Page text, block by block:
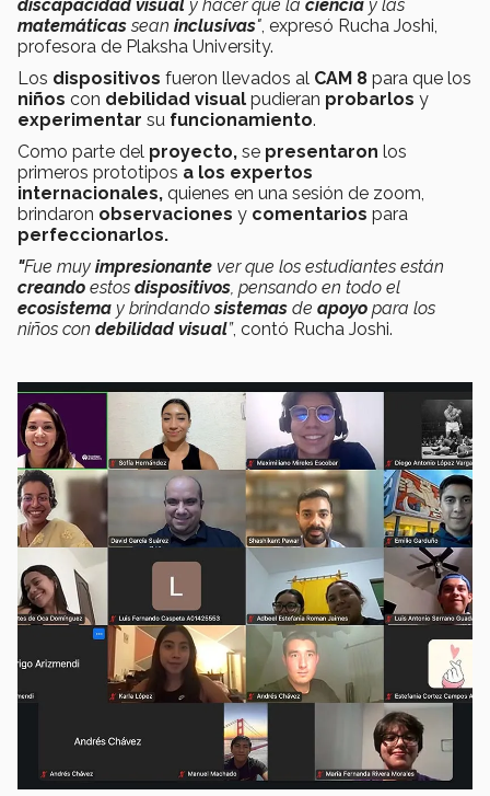
discapacidad visual y hacer que la ciencia y las
matemáticassean inclusivas", expresó Rucha Joshi,
profesora de Plaksha University.
Los dispositivos fueron llevados al CAM 8 para que los
niños con debilidad visual pudieran probarlos y
experimentar su funcionamiento.
Como parte del proyecto, se presentaron los
primeros prototipos a los expertos
internacionales, quienes en una sesión de zoom,
brindaron observaciones y comentarios para
perfeccionarlos.
"Fue muy impresionante ver que los estudiantes están
creando estos dispositivos, pensando en todo el
ecosistema y brindandosistemas de apoyo para los
niños con debilidad visual”, contó Rucha Joshi.